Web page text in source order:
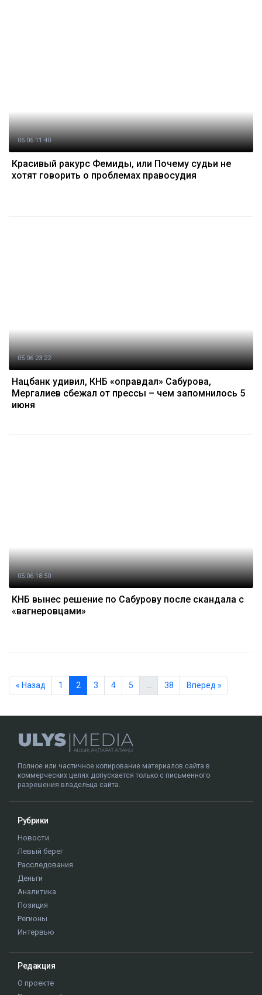
06.06 11:40
Красивый ракурс Фемиды, или Почему судьи не
хотят говорить о проблемах правосудия
05.06 23:22
Нацбанк удивил, КНБ «оправдал» Сабурова,
Мергалиев сбежал от прессы – чем запомнилось 5
июня
05.06 18:50
КНБ вынес решение по Сабурову после скандала с
«вагнеровцами»
« Назад 1 2 3 4 5 … 38 Вперед »
Полное или частичное копирование материалов сайта в
коммерческих целях допускается только с письменного
разрешения владельца сайта.
Рубрики
Новости
Левый берег
Расследования
Деньги
Аналитика
Позиция
Регионы
Интервью
Редакция
О проекте